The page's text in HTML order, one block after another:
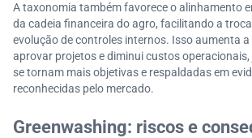
A taxonomia também favorece o alinhamento
da cadeia financeira do agro, facilitando a
evolução de controles internos. Isso aumenta
aprovar projetos e diminui custos operacionais,
se tornam mais objetivas e respaldadas em
reconhecidas pelo mercado.
Greenwashing: riscos e